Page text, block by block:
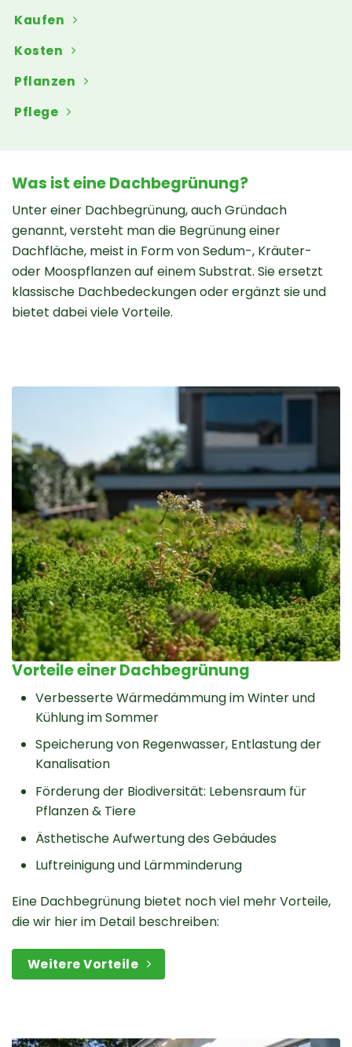
Kaufen
Kosten
Pflanzen
Pflege
Was ist eine Dachbegrünung?
Unter einer Dachbegrünung, auch Gründach
genannt, versteht man die Begrünung einer
Dachfläche, meist in Form von Sedum-, Kräuter-
oder Moospflanzen auf einem Substrat. Sie ersetzt
klassische Dachbedeckungen oder ergänzt sie und
bietet dabei viele Vorteile.
Vorteile einer Dachbegrünung
Verbesserte Wärmedämmung im Winter und
Kühlung im Sommer
Speicherung von Regenwasser, Entlastung der
Kanalisation
Förderung der Biodiversität: Lebensraum für
Pflanzen & Tiere
Ästhetische Aufwertung des Gebäudes
Luftreinigung und Lärmminderung
Eine Dachbegrünung bietet noch viel mehr Vorteile,
die wir hier im Detail beschreiben:
Weitere Vorteile